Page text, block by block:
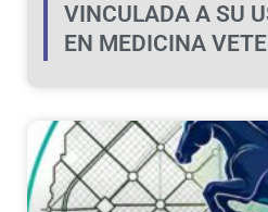
VINCULADA A SU
EN MEDICINA